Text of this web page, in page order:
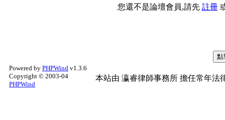
您還不是論壇會員,請先 註冊
Powered by PHPWind v1.3.6
Copyright © 2003-04
PHPWind
本站由 瀛睿律師事務所 擔任常年法